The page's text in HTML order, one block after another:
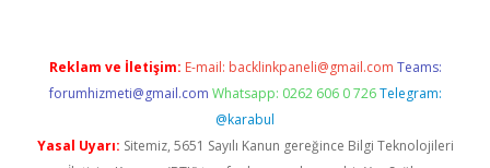
Reklam ve İletişim: E-mail: backlinkpaneli@gmail.com Teams:
forumhizmeti@gmail.com Whatsapp: 0262 606 0 726 Telegram:
@karabul
Yasal Uyarı: Sitemiz, 5651 Sayılı Kanun gereğince Bilgi Teknolojileri